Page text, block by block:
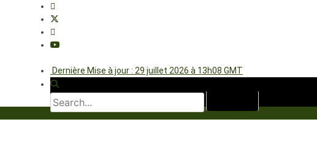
Dernière Mise à jour : 29 juillet 2026 à 13h08 GMT